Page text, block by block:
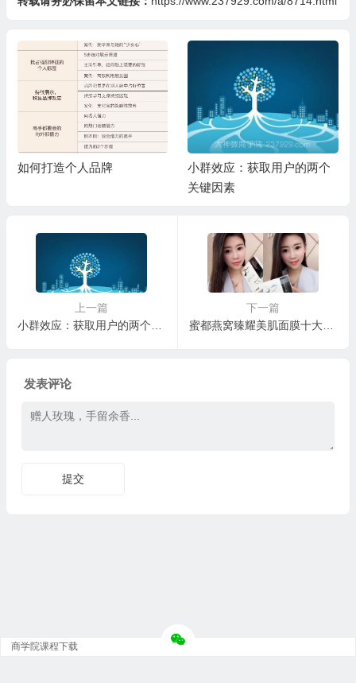
如何打造个人品牌
小群效应：获取用户的两个
关键因素
上一篇
小群效应：获取用户的两个关键因素
下一篇
蜜都燕窝臻耀美肌面膜十大卖点，蜜都燕窝面膜怎么样？
发表评论
商学院课程下载